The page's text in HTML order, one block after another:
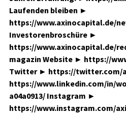
Laufenden bleiben ►
https://www.axinocapital.de/
Investorenbroschüre ►
https://www.axinocapital.de/
magazin Website ► https://
Twitter ► https://twitter.com/
https://www.linkedin.com/in/
a04a0913/ Instagram ►
https://www.instagram.com/